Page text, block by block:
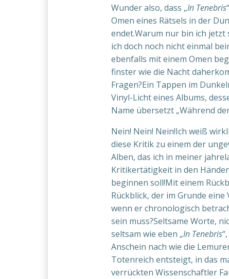
Wunder also, dass „In Tenebris
Omen eines Rätsels in der
endet.Warum nur bin ich jetzt
ich doch noch nicht einmal
ebenfalls mit einem Omen
finster wie die Nacht
Fragen?Ein Tappen im
Vinyl-Licht eines Albums,
Name übersetzt „Während
Nein! Nein! Nein!Ich weiß
diese Kritik zu einem der
Alben, das ich in meiner
Kritikertätigkeit in den
beginnen soll!Mit einem
Rückblick, der im Grunde eine
wenn er chronologisch
sein muss?Seltsame Worte,
seltsam wie eben „In Tenebris
Anschein nach wie die
Totenreich entsteigt, in das
verrückten Wissenschaftler